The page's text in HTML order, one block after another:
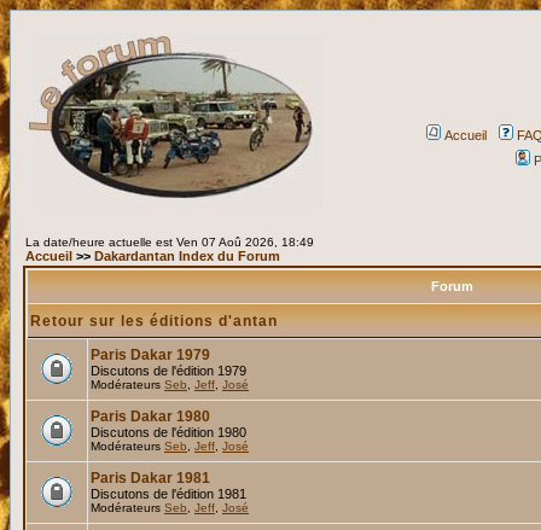
Accueil
La date/heure actuelle est Ven 07 Aoû 2026, 18:49
Accueil >> Dakardantan Index du Forum
Forum
Retour sur les éditions d'antan
Paris Dakar 1979
Discutons de l'édition 1979
Modérateurs Seb Jeff José
Paris Dakar 1980
Discutons de l'édition 1980
Modérateurs Seb Jeff José
Paris Dakar 1981
Discutons de l'édition 1981
Modérateurs Seb Jeff José